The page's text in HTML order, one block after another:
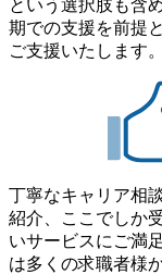
プロセス分析・AI活
Consultant職)≪東
プンポジション)【
どはなく、個別選
りの拘束時間は1
※1次面接と最終
おりますが、調整
ン 書類選考通過者
・10月17日(土)開
す ※ご都合が合わ
ラインまたはオフ
募となります。他
たしかねますので
歴を2年以上お持
ポジションに応募
ネスレベルの方 ※
試験N1またはそれ
力)
という選択肢も含
期での支援を前提
ご支援いたします。
丁寧なキャリア相
紹介、ここでしか
いサービスにご満
は多くの求職者様